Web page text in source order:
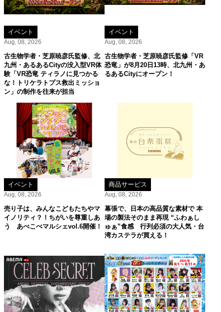
イベント
Aug, 08, 2026
古生物学者・芝原暁彦氏監修、北
九州・あるあるCityの没入型VR体
験「VR恐竜 ティラノに見つかる
な！トリケラトプス救出ミッショ
ン」の制作を往来が担当
イベント
Aug, 08, 2026
古生物学者・芝原暁彦氏監修「VR
恐竜」が8月20日13時、北九州・あ
るあるCityにオープン！
イベント
Aug, 08, 2026
売り子は、みんなこどもたちやマ
イノリティ？！ちがいを尊重しあ
う あべこべマルシェvol.6開催！
商品サービス
Aug, 08, 2026
幕張で、日本の高品質な素材で 本
場の製法そのまま再現 “ふわぁし
ゅぁ”食感 行列必須の大人気・台
湾カステラが買える！